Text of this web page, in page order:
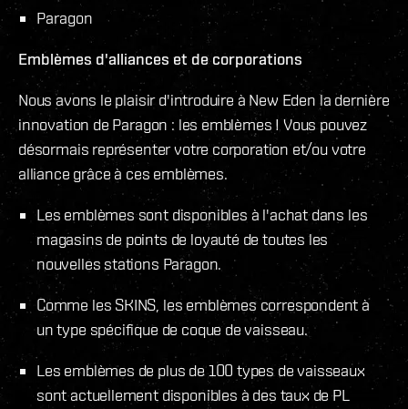
Paragon
Emblèmes d'alliances et de corporations
Nous avons le plaisir d'introduire à New Eden la dernière
innovation de Paragon : les emblèmes ! Vous pouvez
désormais représenter votre corporation et/ou votre
alliance grâce à ces emblèmes.
Les emblèmes sont disponibles à l'achat dans les
magasins de points de loyauté de toutes les
nouvelles stations Paragon.
Comme les SKINS, les emblèmes correspondent à
un type spécifique de coque de vaisseau.
Les emblèmes de plus de 100 types de vaisseaux
sont actuellement disponibles à des taux de PL